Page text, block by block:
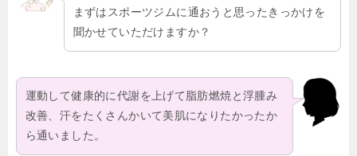
まずはスポーツジムに通おうと思ったきっかけを
聞かせていただけますか？
運動して健康的に代謝を上げて脂肪燃焼と浮腫み
改善、汗をたくさんかいて美肌になりたかったか
ら通いました。